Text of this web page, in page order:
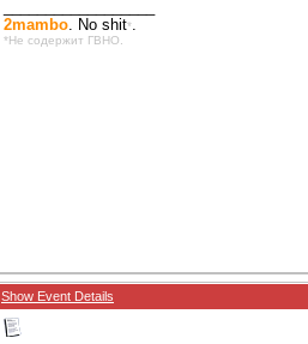
2mambo. No shit*.
*Не содержит ГВНО.
Show Event Details